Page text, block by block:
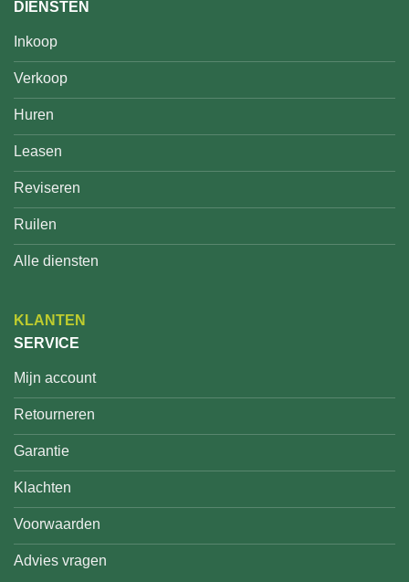
DIENSTEN
Inkoop
Verkoop
Huren
Leasen
Reviseren
Ruilen
Alle diensten
KLANTEN
SERVICE
Mijn account
Retourneren
Garantie
Klachten
Voorwaarden
Advies vragen